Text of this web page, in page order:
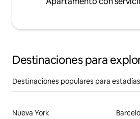
Destinaciones para
Destinaciones populares para
Nueva York